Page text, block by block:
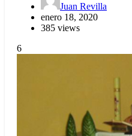
Juan Revilla
enero 18, 2020
385 views
6